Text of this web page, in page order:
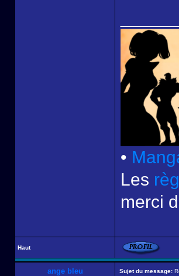
•
Les
merci
Haut
ange bleu Sujet du message: